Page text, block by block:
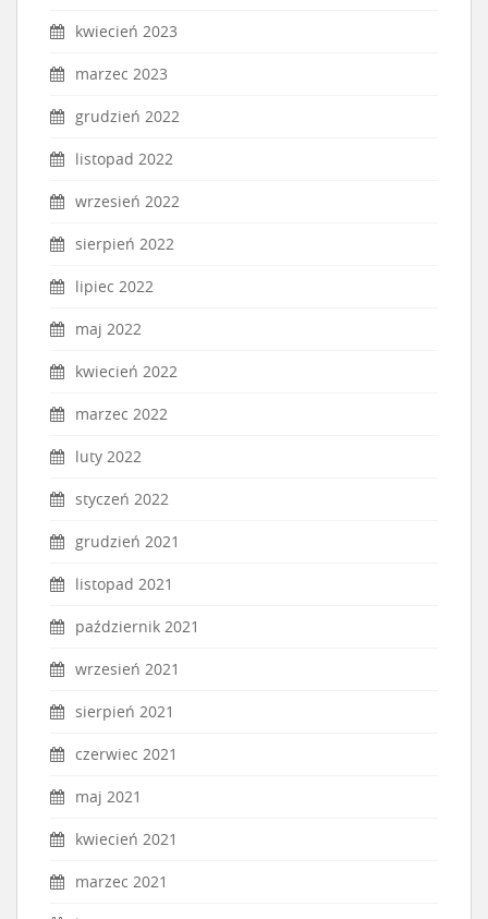
kwiecień 2023
marzec 2023
grudzień 2022
listopad 2022
wrzesień 2022
sierpień 2022
lipiec 2022
maj 2022
kwiecień 2022
marzec 2022
luty 2022
styczeń 2022
grudzień 2021
listopad 2021
październik 2021
wrzesień 2021
sierpień 2021
czerwiec 2021
maj 2021
kwiecień 2021
marzec 2021